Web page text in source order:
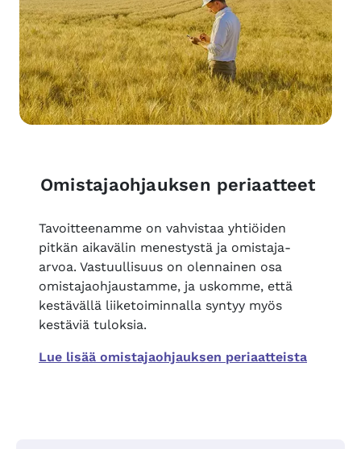
Omistajaohjauksen periaatteet
Tavoitteenamme on vahvistaa yhtiöiden
pitkän aikavälin menestystä ja omistaja-
arvoa. Vastuullisuus on olennainen osa
omistajaohjaustamme, ja uskomme, että
kestävällä liiketoiminnalla syntyy myös
kestäviä tuloksia.
Lue lisää omistajaohjauksen periaatteista